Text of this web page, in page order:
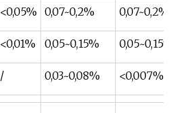
<0,05% 0,07~0,2% 0,07~0,2%
<0,01% 0,05~0,15% 0,05~0,15%
/ 0,03~0,08% <0,007%